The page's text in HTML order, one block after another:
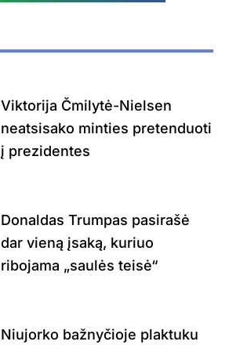
Viktorija Čmilytė-Nielsen
neatsisako minties pretenduoti
į prezidentes
Donaldas Trumpas pasirašė
dar vieną įsaką, kuriuo
ribojama „saulės teisė“
Niujorko bažnyčioje plaktuku